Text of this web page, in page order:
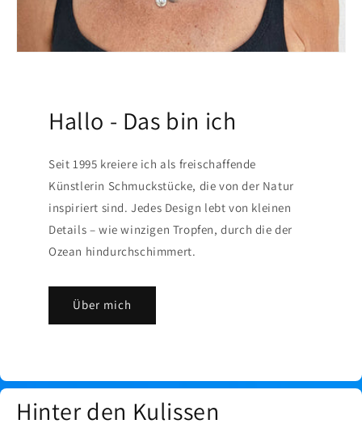
Hallo - Das bin ich
Seit 1995 kreiere ich als freischaffende
Künstlerin Schmuckstücke, die von der Natur
inspiriert sind. Jedes Design lebt von kleinen
Details – wie winzigen Tropfen, durch die der
Ozean hindurchschimmert.
Über mich
Hinter den Kulissen